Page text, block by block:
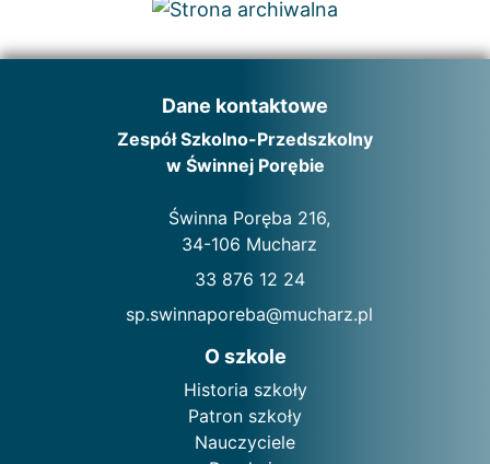
Dane kontaktowe
Zespół Szkolno-Przedszkolny
w Świnnej Porębie
Świnna Poręba 216,
34-106 Mucharz
33 876 12 24
sp.swinnaporeba@mucharz.pl
O szkole
Historia szkoły
Patron szkoły
Nauczyciele